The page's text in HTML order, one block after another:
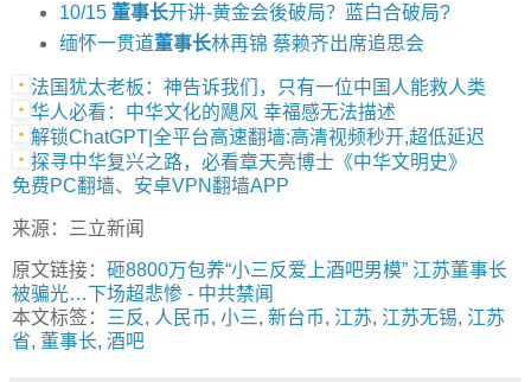
10/15 董事长开讲-黄金会後破局？蓝白合破局?
缅怀一贯道董事长林再锦 蔡赖齐出席追思会
法国犹太老板：神告诉我们，只有一位中国人能救人类
华人必看：中华文化的飓风 幸福感无法描述
解锁ChatGPT|全平台高速翻墙:高清视频秒开,超低延迟
探寻中华复兴之路，必看章天亮博士《中华文明史》
免费PC翻墙、安卓VPN翻墙APP
来源：三立新闻
原文链接： 砸8800万包养“小三反爱上酒吧男模” 江苏董事长
被骗光…下场超悲惨 - 中共禁闻
本文标签：
三反, 人民币, 小三, 新台币, 江苏, 江苏无锡, 江苏
省, 董事长, 酒吧